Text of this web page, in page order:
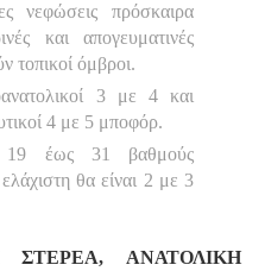
νεφώσεις πρόσκαιρα
και απογευματινές
τοπικοί όμβροι.
3 με 4 και
4 με 5 μποφόρ.
19 έως 31 βαθμούς
θα είναι 2 με 3
ΣΤΕΡΕΑ, ΑΝΑΤΟΛΙΚΗ